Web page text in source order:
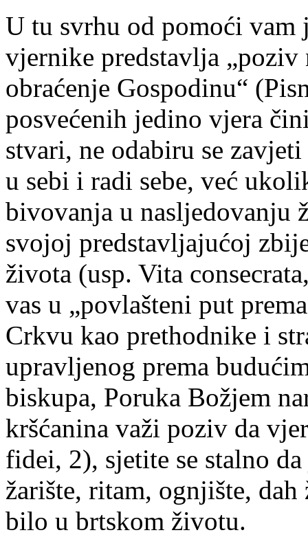
U tu svrhu od pomoći vam
vjernike predstavlja
obraćenje Gospodinu“
posvećenih jedino vjera
stvari, ne odabiru se
u sebi i radi sebe, već
bivovanja u nasljedovanju
svojoj predstavljajućoj
života (usp. Vita
vas u „povlašteni put
Crkvu kao prethodnike i
upravljenog prema
biskupa, Poruka Božjem
kršćanina važi poziv da
fidei, 2), sjetite se stalno
žarište, ritam, ognjište,
bilo u brtskom životu.